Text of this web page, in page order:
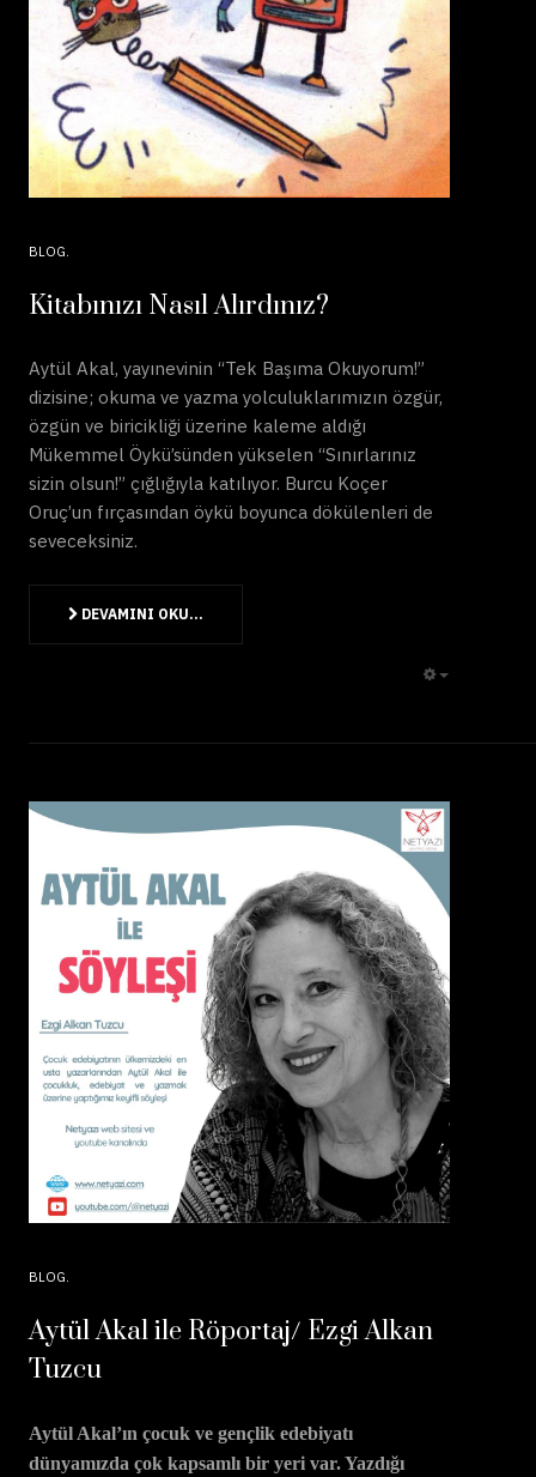
BLOG
Kitabınızı Nasıl Alırdınız?
Aytül Akal, yayınevinin “Tek Başıma Okuyorum!”
dizisine; okuma ve yazma yolculuklarımızın özgür,
özgün ve biricikliği üzerine kaleme aldığı
Mükemmel Öykü’sünden yükselen “Sınırlarınız
sizin olsun!” çığlığıyla katılıyor. Burcu Koçer
Oruç’un fırçasından öykü boyunca dökülenleri de
seveceksiniz.
DEVAMINI OKU...
BLOG
Aytül Akal ile Röportaj/ Ezgi Alkan
Tuzcu
Aytül Akal’ın çocuk ve gençlik edebiyatı
dünyamızda çok kapsamlı bir yeri var. Yazdığı